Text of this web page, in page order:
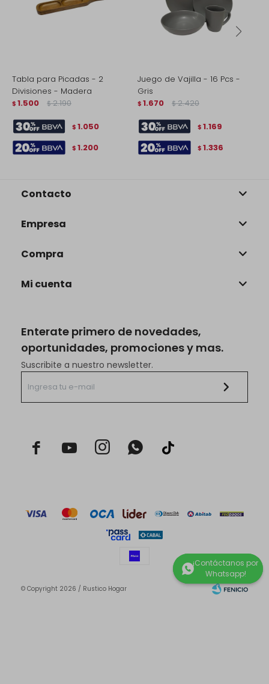
Tabla para Picadas - 2
Divisiones - Madera
$ 1.500 $ 2.190
$ 1.050
$ 1.200
Juego de Vajilla - 16 Pcs -
Gris
$ 1.670 $ 2.420
$ 1.169
$ 1.336
Enterate primero de novedades,
oportunidades, promociones y mas.
Suscribite a nuestro newsletter.
  
Contacto
Empresa
Compra
Mi cuenta
© Copyright 2026 / Rustico Hogar